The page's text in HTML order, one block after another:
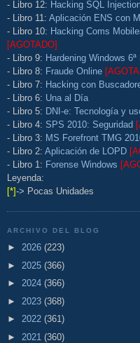
- Libro 12: Hacking SQL
- Libro 11: Aplicación ENS con
- Libro 10: Hacking Coms
[AGOTADO]
- Libro 9: Hardening Windows 6ª
- Libro 8: Fraude Online
- Libro 7: Hacking con
- Libro 6: Una al Día
- Libro 5: DNI-e: Tecnología y
- Libro 4: SPS 2010: Seguridad
- Libro 3: MS Forefront TMG
- Libro 2: Aplicación de LOPD
- Libro 1: Forense Windows
Leyenda:
[*]-> Pocas Unidades
ARCHIVO DEL BLOG
► 2026 (223)
► 2025 (366)
► 2024 (366)
► 2023 (368)
► 2022 (361)
► 2021 (360)